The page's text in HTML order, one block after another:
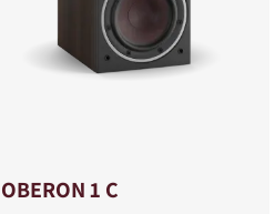
OBERON 1 C